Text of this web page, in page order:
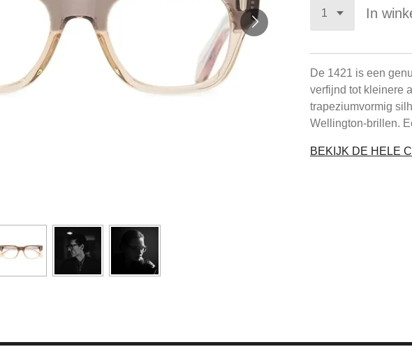
In
De 1421 is een
verfijnd tot kleinere
trapeziumvormig
Wellington-brillen.
BEKIJK DE HELE